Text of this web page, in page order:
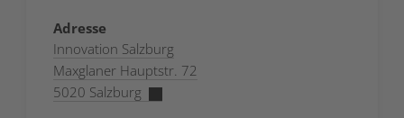
Adresse
Innovation Salzburg
Maxglaner Hauptstr. 72
5020 Salzburg